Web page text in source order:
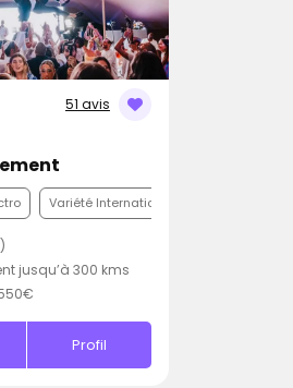
51 avis
Variété Internationale
jusqu’à 300 kms
Profil